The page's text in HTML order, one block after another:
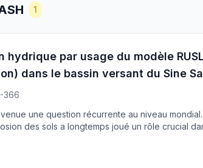
1
hydrique par usage du modèle
dans le bassin versant du Sine
366
une question récurrente au niveau
des sols a longtemps joué un rôle crucial